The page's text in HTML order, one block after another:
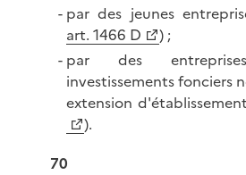
par des jeunes
art. 1466 D
) ;
par des
investissements fonciers
extension
).
70